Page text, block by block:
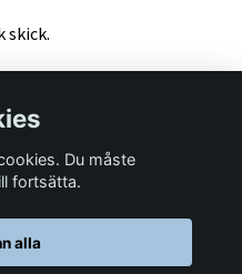
skick.
Du måste
fortsätta.
alla